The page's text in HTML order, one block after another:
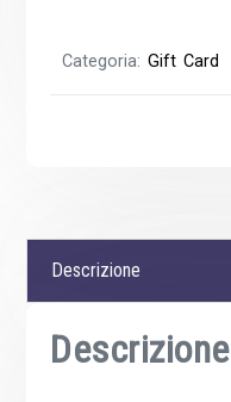
Categoria:Gift Card
Descrizione
Descrizione